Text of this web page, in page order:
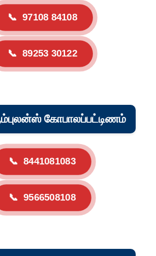
📞 97108 84108
📞 89253 30122
கோபாலப்பட்டிணம்
📞 8441081083
📞 9566508108